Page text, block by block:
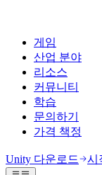
게임
산업 분야
리소스
커뮤니티
학습
문의하기
가격 책정
Unity 다운로드 시